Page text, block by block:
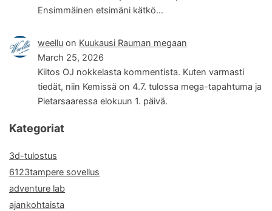
Ensimmäinen etsimäni kätkö…
weellu on Kuukausi Rauman megaan
March 25, 2026
Kiitos OJ nokkelasta kommentista. Kuten varmasti
tiedät, niin Kemissä on 4.7. tulossa mega-tapahtuma ja
Pietarsaaressa elokuun 1. päivä.
Kategoriat
3d-tulostus
6123tampere sovellus
adventure lab
ajankohtaista